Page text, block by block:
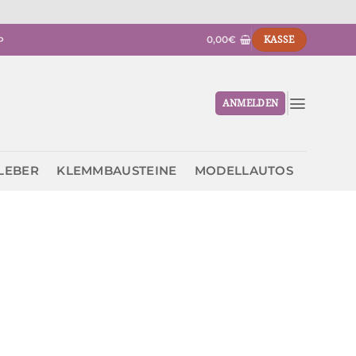
0,00€ KASSE
ANMELDEN
KLEMMBAUSTEINE MODELLAUTOS